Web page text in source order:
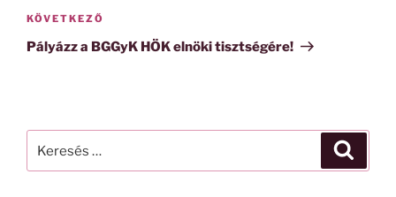
Következő
bejegyzés
KÖVETKEZŐ
Pályázz a BGGyK HÖK elnöki tisztségére!